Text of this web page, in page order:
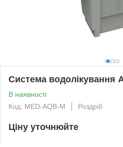
Система водолікування
В наявності
Код: MED-AQB-M
Роздріб
Ціну уточнюйте